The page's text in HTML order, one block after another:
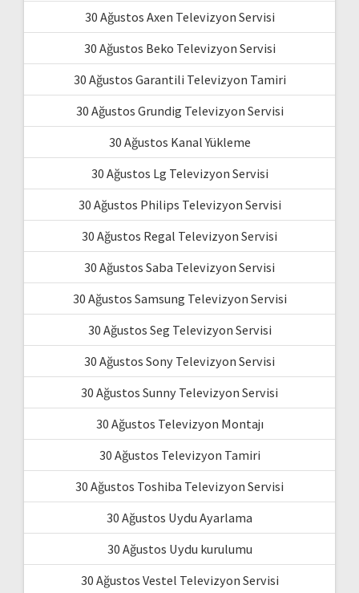
30 Ağustos Axen Televizyon Servisi
30 Ağustos Beko Televizyon Servisi
30 Ağustos Garantili Televizyon Tamiri
30 Ağustos Grundig Televizyon Servisi
30 Ağustos Kanal Yükleme
30 Ağustos Lg Televizyon Servisi
30 Ağustos Philips Televizyon Servisi
30 Ağustos Regal Televizyon Servisi
30 Ağustos Saba Televizyon Servisi
30 Ağustos Samsung Televizyon Servisi
30 Ağustos Seg Televizyon Servisi
30 Ağustos Sony Televizyon Servisi
30 Ağustos Sunny Televizyon Servisi
30 Ağustos Televizyon Montajı
30 Ağustos Televizyon Tamiri
30 Ağustos Toshiba Televizyon Servisi
30 Ağustos Uydu Ayarlama
30 Ağustos Uydu kurulumu
30 Ağustos Vestel Televizyon Servisi